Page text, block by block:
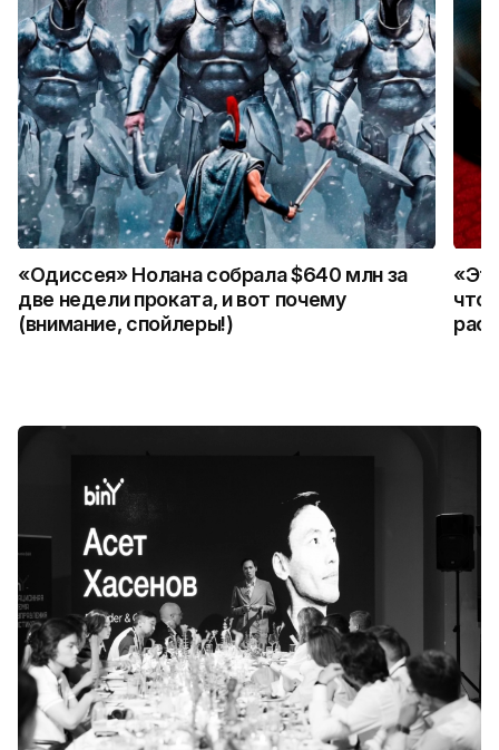
«Одиссея» Нолана собрала $640 млн за
две недели проката, и вот почему
(внимание, спойлеры!)
что